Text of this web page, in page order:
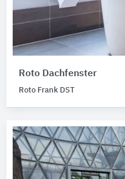
Roto Dachfenster
Roto Frank DST